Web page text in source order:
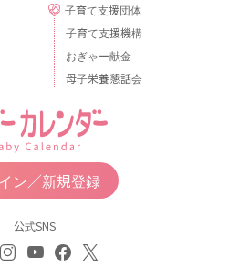
子育て支援団体
子育て支援機構
おぎゃー献金
母子栄養懇話会
ン／新規登録
公式SNS